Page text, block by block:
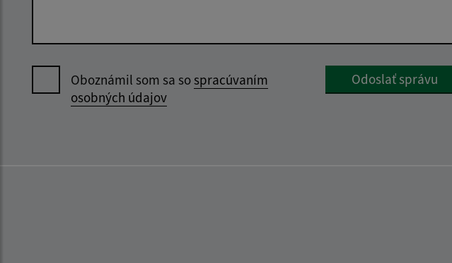
Oboznámil som sa sospracúvaním
osobných údajov
Google reCaptcha Response
Odoslať správu